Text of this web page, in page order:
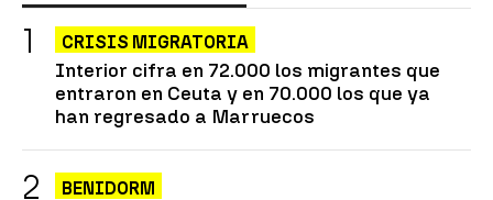
CRISIS MIGRATORIA
Interior cifra en 72.000 los migrantes que
entraron en Ceuta y en 70.000 los que ya
han regresado a Marruecos
BENIDORM